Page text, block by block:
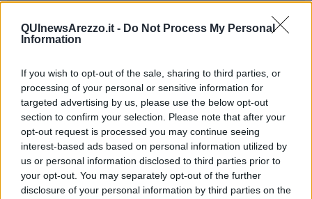
QUInewsArezzo.it - Do Not Process My Personal
Information
If you wish to opt-out of the sale, sharing to third parties, or
processing of your personal or sensitive information for
targeted advertising by us, please use the below opt-out
section to confirm your selection. Please note that after your
opt-out request is processed you may continue seeing
interest-based ads based on personal information utilized by
us or personal information disclosed to third parties prior to
your opt-out. You may separately opt-out of the further
disclosure of your personal information by third parties on the
La vicenda risale al 2010 e più precisamente allacessione del
ramo Itdi Eutelia ad Agile.
All’epoca dei fatti Isacco Landi fu accusato dibancarotta
fraudolentama oggi nella capitale è arrivata la piena assoluzione
dopo che in primo grado era stato condannato a 6 anni.